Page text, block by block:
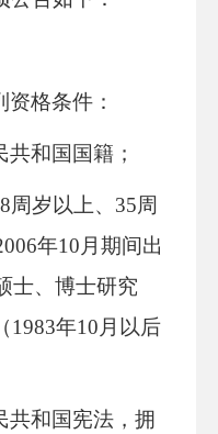
格条件：
共和国国籍；
周岁以上、35周
年10月期间出
士、博士研究
1983年10月以后
共和国宪法，拥